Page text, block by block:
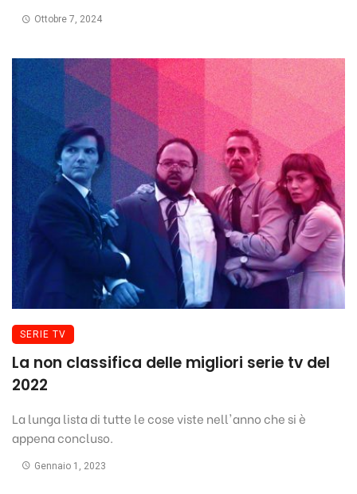
Ottobre 7, 2024
SERIE TV
La non classifica delle migliori serie tv del
2022
La lunga lista di tutte le cose viste nell'anno che si è
appena concluso.
Gennaio 1, 2023